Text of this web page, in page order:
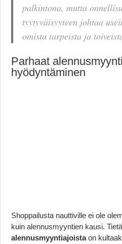
palkintona, mutta
tyytyväisyyteen johtaa
omista tarpeista ja
Parhaat
hyödyntäminen
Shoppailusta nauttiville ei ole
kuin alennusmyyntien kausi.
alennusmyyntiajoistaon